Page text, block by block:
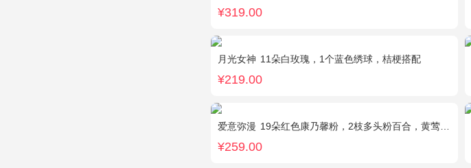
¥319.00
月光女神 11朵白玫瑰，1个蓝色绣球，桔梗搭配
¥219.00
爱意弥漫 19朵红色康乃馨粉，2枝多头粉百合，黄莺、石竹梅搭配
¥259.00